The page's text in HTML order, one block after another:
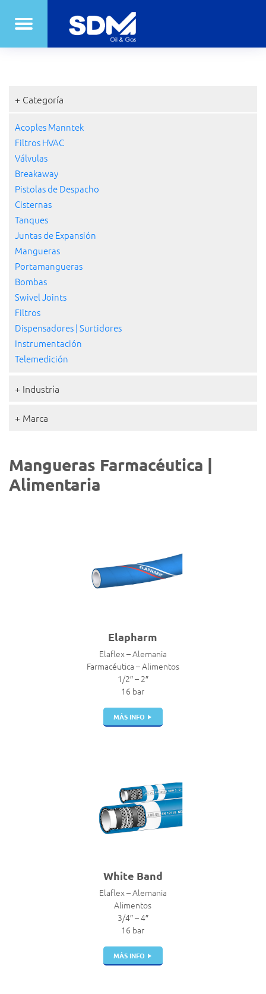
+ Categoría
Acoples Manntek
Filtros HVAC
Válvulas
Breakaway
Pistolas de Despacho
Cisternas
Tanques
Juntas de Expansión
Mangueras
Portamangueras
Bombas
Swivel Joints
Filtros
Dispensadores | Surtidores
Instrumentación
Telemedición
+ Industria
+ Marca
Mangueras Farmacéutica |
Alimentaria
Elapharm
Elaflex – Alemania
Farmacéutica – Alimentos
1/2″ – 2″
16 bar
MÁS INFO
White Band
Elaflex – Alemania
Alimentos
3/4″ – 4″
16 bar
MÁS INFO